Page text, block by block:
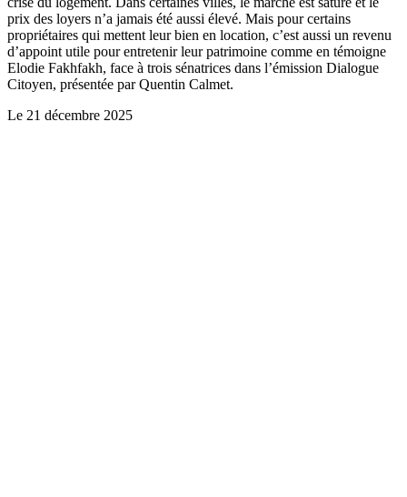
prix des loyers n’a jamais été aussi élevé. Mais pour certains
propriétaires qui mettent leur bien en location, c’est aussi un revenu
d’appoint utile pour entretenir leur patrimoine comme en témoigne
Elodie Fakhfakh, face à trois sénatrices dans l’émission Dialogue
Citoyen, présentée par Quentin Calmet.
Le 21 décembre 2025